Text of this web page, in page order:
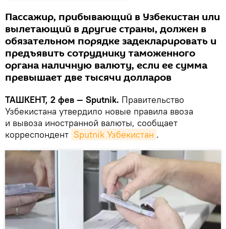
Пассажир, прибывающий в Узбекистан или
вылетающий в другие страны, должен в
обязательном порядке задекларировать и
предъявить сотруднику таможенного
органа наличную валюту, если ее сумма
превышает две тысячи долларов
ТАШКЕНТ, 2 фев — Sputnik. Правительство
Узбекистана утвердило новые правила ввоза
и вывоза иностранной валюты, сообщает
корреспондент Sputnik Узбекистан .